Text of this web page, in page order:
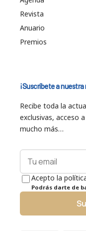
Revista
Anuario
Premios
¡Suscríbete a
Recibe toda la
exclusivas, acceso
mucho más…
Acepto la
Podrás darte de